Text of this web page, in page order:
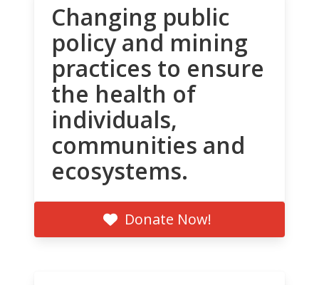
Changing public
policy and mining
practices to ensure
the health of
individuals,
communities and
ecosystems.
Donate Now!